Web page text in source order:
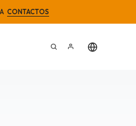
CONTACTOS